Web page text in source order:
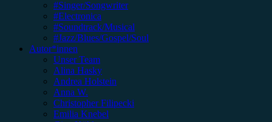
#Singer/Songwriter
#Electronica
#Soundtrack/Musical
#Jazz/Blues/Gospel/Soul
Autor*innen
Unser Team
Alina Hasky
Andrea Holstein
Anna W.
Christopher Filipecki
Emilia Knebel